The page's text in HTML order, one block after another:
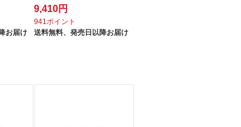
お届け
9,410円
941ポイント
送料無料、 発売日以降お届け